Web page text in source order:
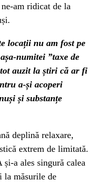
ne-am ridicat de la
locații nu am fost pe
numitei ”taxe de
auzit la știri că ar fi
a-și acoperi
și substanțe
deplină relaxare,
extrem de limitată.
a ales singură calea
la măsurile de